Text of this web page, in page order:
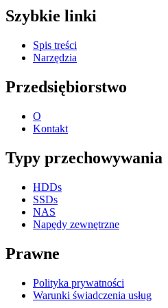
Szybkie linki
Spis treści
Narzędzia
Przedsiębiorstwo
O
Kontakt
Typy przechowywania
HDDs
SSDs
NAS
Napędy zewnętrzne
Prawne
Polityka prywatności
Warunki świadczenia usług